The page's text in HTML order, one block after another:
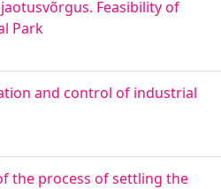
Feasibility of
Park
and control of industrial
the process of settling the